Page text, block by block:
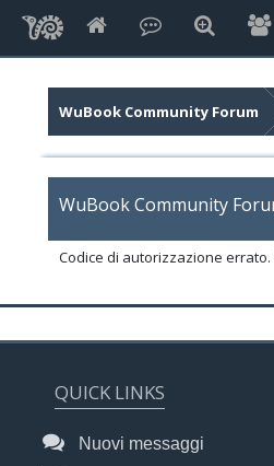
WuBook Community Forum
WuBook Community
Codice di autorizzazione
QUICK LINKS
Nuovi messaggi